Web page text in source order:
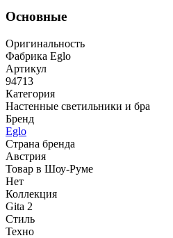
Основные
Оригинальность
Фабрика Eglo
Артикул
94713
Категория
Настенные светильники и бра
Бренд
Eglo
Страна бренда
Австрия
Товар в Шоу-Руме
Нет
Коллекция
Gita 2
Стиль
Техно